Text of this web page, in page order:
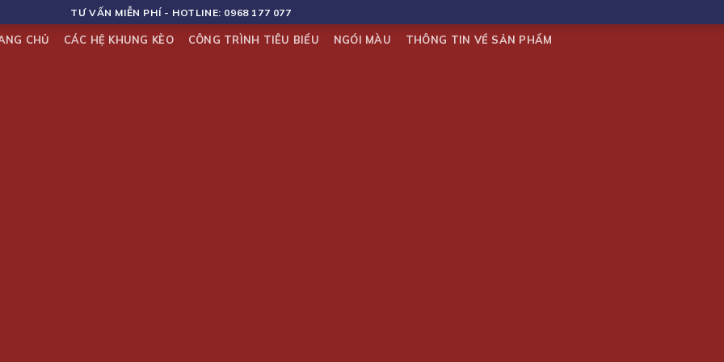
TƯ VẤN MIỄN PHÍ - HOTLINE: 0968 177 077
CHỦ CÁC HỆ KHUNG KÈO CÔNG TRÌNH TIÊU BIỂU NGÓI MÀU THÔNG TIN VỀ SẢN PHẨM